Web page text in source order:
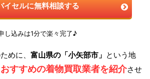
イセルに無料相談する
し込みは1分で楽々完了♪
めに、 富山県の「小矢部市」 という地
おすすめの着物買取業者を紹介させ